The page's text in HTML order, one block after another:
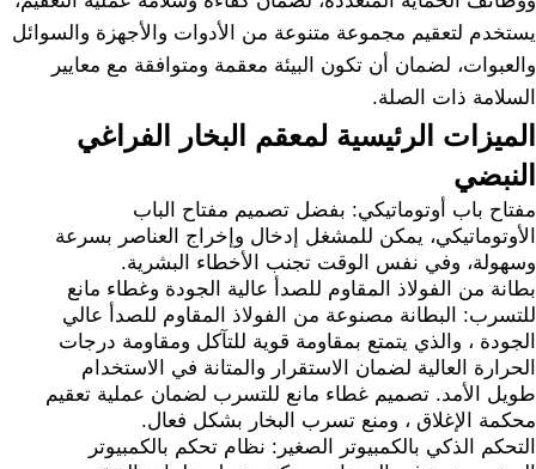
يستخدم لتعقيم مجموعة متنوعة من الأدوات والأجهزة والسوائل
والعبوات، لضمان أن تكون البيئة معقمة ومتوافقة مع معايير
السلامة ذات الصلة.
الميزات الرئيسية لمعقم البخار الفراغي
النبضي
مفتاح باب أوتوماتيكي: بفضل تصميم مفتاح الباب
الأوتوماتيكي، يمكن للمشغل إدخال وإخراج العناصر بسرعة
وسهولة، وفي نفس الوقت تجنب الأخطاء البشرية.
بطانة من الفولاذ المقاوم للصدأ عالية الجودة وغطاء مانع
للتسرب: البطانة مصنوعة من الفولاذ المقاوم للصدأ عالي
الجودة ، والذي يتمتع بمقاومة قوية للتآكل ومقاومة درجات
الحرارة العالية لضمان الاستقرار والمتانة في الاستخدام
طويل الأمد. تصميم غطاء مانع للتسرب لضمان عملية تعقيم
محكمة الإغلاق ، ومنع تسرب البخار بشكل فعال.
التحكم الذكي بالكمبيوتر الصغير: نظام تحكم بالكمبيوتر